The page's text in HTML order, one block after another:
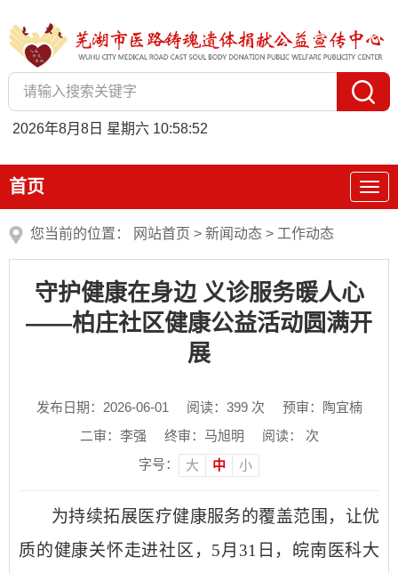
2026年8月8日 星期六 10:58:52
首页
您当前的位置： 网站首页 > 新闻动态 > 工作动态
守护健康在身边 义诊服务暖人心
——柏庄社区健康公益活动圆满开
展
发布日期：2026-06-01 阅读： 399 次
预审：陶宜楠
二审：李强
终审：马旭明 阅读：
次
字号：
大 中 小
为持续拓展医疗健康服务的覆盖范围，让优
质的健康关怀走进社区， 5月31日，皖南医科大